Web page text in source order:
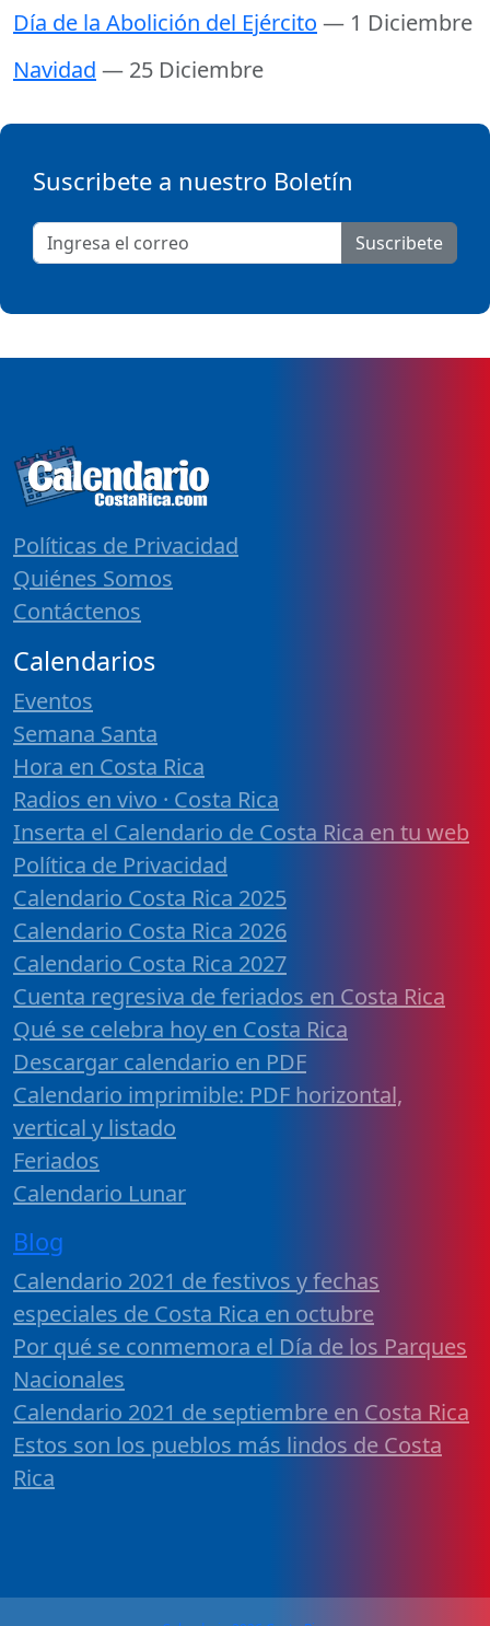
Día de la Abolición del Ejército — 1 Diciembre
Navidad — 25 Diciembre
Suscribete a nuestro Boletín
Suscribete
Políticas de Privacidad
Quiénes Somos
Contáctenos
Calendarios
Eventos
Semana Santa
Hora en Costa Rica
Radios en vivo · Costa Rica
Inserta el Calendario de Costa Rica en tu web
Política de Privacidad
Calendario Costa Rica 2025
Calendario Costa Rica 2026
Calendario Costa Rica 2027
Cuenta regresiva de feriados en Costa Rica
Qué se celebra hoy en Costa Rica
Descargar calendario en PDF
Calendario imprimible: PDF horizontal,
vertical y listado
Feriados
Calendario Lunar
Blog
Calendario 2021 de festivos y fechas
especiales de Costa Rica en octubre
Por qué se conmemora el Día de los Parques
Nacionales
Calendario 2021 de septiembre en Costa Rica
Estos son los pueblos más lindos de Costa
Rica